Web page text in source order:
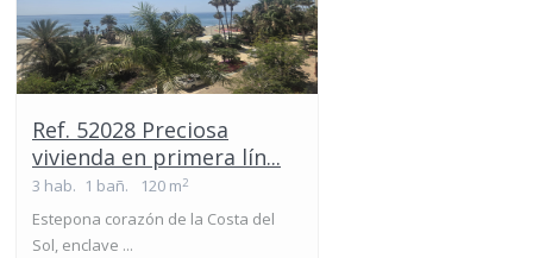
Ref. 52028 Preciosa
vivienda en primera lín...
3 hab. 1 bañ. 120 m2
Estepona corazón de la Costa del
Sol, enclave ...